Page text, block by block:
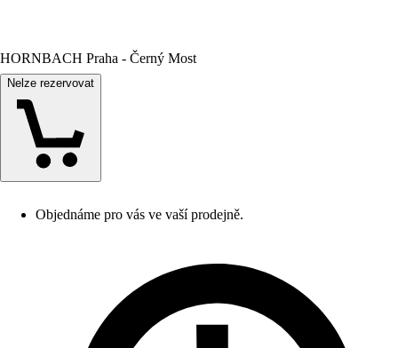
HORNBACH Praha - Černý Most
Nelze rezervovat
Objednáme pro vás ve vaší prodejně.